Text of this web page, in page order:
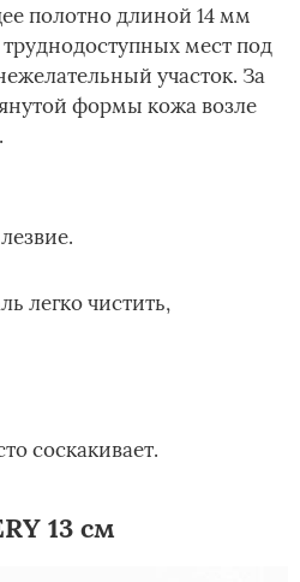
полотно длиной 14 мм
мест под
участок. За
формы кожа возле
легко чистить,
соскакивает.
13 см